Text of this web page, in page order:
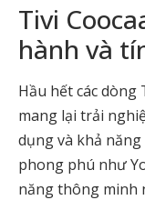
Tivi
hành và
Hầu hết các dòng
mang lại trải
dụng và khả
phong phú như
năng thông minh